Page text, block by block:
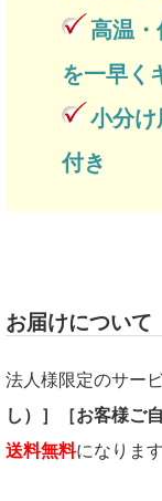
高温・
を一早く
小分け
付き
お届けについて
法人様限定のサー
し）］［お客様ご
送料無料になりま